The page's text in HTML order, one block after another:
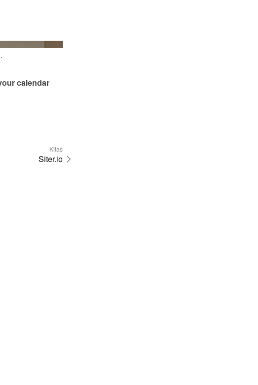
calendar
Kitas
Siter.io